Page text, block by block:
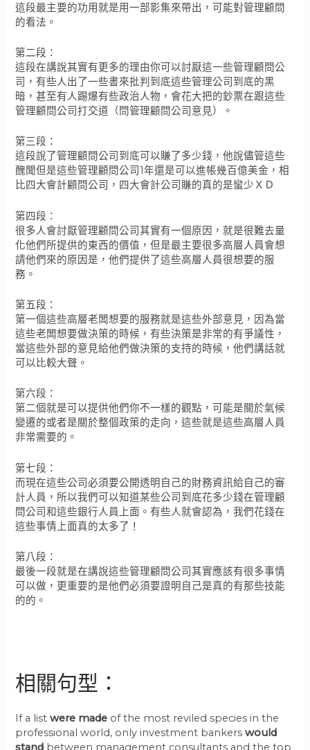
這段最主要的功用就是用一部影集來帶出，可能對管理顧問
的看法。
第二段：
這段在講說其實有更多的理由你可以討厭這一些管理顧問公
司，有些人出了一些書來批判到底這些管理公司到底的黑
暗，甚至有人踢爆有些政治人物，會花大把的鈔票在跟這些
管理顧問公司打交道（問管理顧問公司意見）。
第三段：
這段說了管理顧問公司到底可以賺了多少錢，他說儘管這些
醜聞但是這些管理顧問公司1年還是可以進帳幾百億美金，相
比四大會計顧問公司，四大會計公司賺的真的是蠻少ＸＤ
第四段：
很多人會討厭管理顧問公司其實有一個原因，就是很難去量
化他們所提供的東西的價值，但是最主要很多高層人員會想
請他們來的原因是，他們提供了這些高層人員很想要的服
務。
第五段：
第一個這些高層老闆想要的服務就是這些外部意見，因為當
這些老闆想要做決策的時候，有些決策是非常的有爭議性，
當這些外部的意見給他們做決策的支持的時候，他們講話就
可以比較大聲。
第六段：
第二個就是可以提供他們你不一樣的觀點，可能是關於氣候
變遷的或者是關於整個政策的走向，這些就是這些高層人員
非常需要的。
第七段：
而現在這些公司必須要公開透明自己的財務資訊給自己的審
計人員，所以我們可以知道某些公司到底花多少錢在管理顧
問公司和這些銀行人員上面。有些人就會認為，我們花錢在
這些事情上面真的太多了！
第八段：
最後一段就是在講說這些管理顧問公司其實應該有很多事情
可以做，更重要的是他們必須要證明自己是真的有那些技能
的的。
相關句型：
If a list were made of the most reviled species in the
professional world, only investment bankerswould
stand between management consultants and the top